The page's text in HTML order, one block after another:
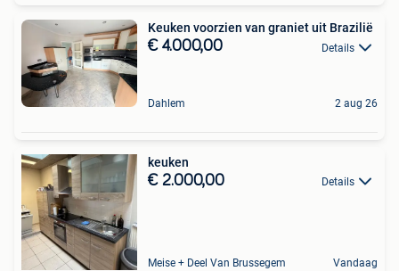
Keuken voorzien van graniet uit Brazilië
€ 4.000,00 Details
Dahlem 2 aug 26
keuken
€ 2.000,00 Details
Meise + Deel Van Brussegem Vandaag